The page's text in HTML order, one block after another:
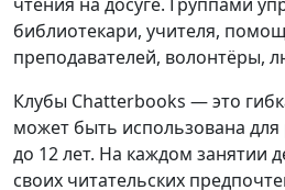
библиотекари, учителя,
преподавателей, волонтёры,
Клубы Chatterbooks — это
может быть использована
до 12 лет. На каждом занятии
своих читательских